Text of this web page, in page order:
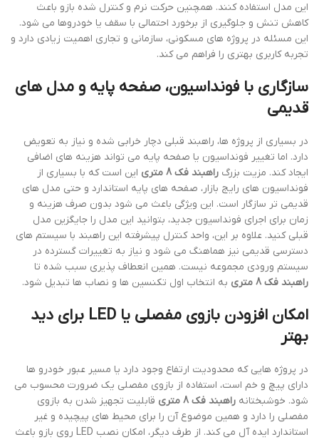
این مدل استفاده کنند. همچنین حرکت نرم و کنترل شده بازو باعث
کاهش تنش و جلوگیری از برخورد احتمالی با سقف یا خودروها می شود.
این مسئله در پروژه های مسکونی، سازمانی و تجاری اهمیت زیادی دارد و
تجربه کاربری بهتری را فراهم می کند.
سازگاری با فونداسیون، صفحه پایه و مدل های
قدیمی
در بسیاری از پروژه ها، راهبند قبلی دچار خرابی شده و نیاز به تعویض
دارد. اما تغییر فونداسیون یا صفحه پایه می تواند هزینه های اضافی
ایجاد کند. مزیت بزرگ راهبند فک 8 متری
این است که با بسیاری از
فونداسیون های رایج بازار، صفحه های پایه استاندارد و حتی مدل های
قدیمی تر سازگار است. این ویژگی باعث می شود بدون صرف هزینه و
زمان برای اجرای فونداسیون جدید، بتوانید این مدل را جایگزین مدل
قبلی کنید. علاوه بر این، واحد کنترل پیشرفته این راهبند با سیستم های
دسترسی قدیمی نیز هماهنگ می شود و نیاز به تغییرات گسترده در
سیستم ورودی مجموعه نیست. همین انعطاف پذیری سبب شده تا
راهبند فک 8 متری
به انتخاب اول تکنسین ها و نصاب ها تبدیل شود.
امکان افزودن بازوی مفصلی یا LED برای دید
بهتر
در پروژه هایی که محدودیت ارتفاع وجود دارد یا مسیر عبور خودرو ها
دارای پیچ و خم است، استفاده از بازوی مفصلی یک ضرورت محسوب می
شود. خوشبختانه راهبند فک 8 متری
قابلیت تجهیز شدن به بازوی
مفصلی را دارد و همین موضوع آن را برای محیط های پیچیده و غیر
استاندارد ایده آل می کند. از طرف دیگر، امکان نصب LED روی بازو باعث